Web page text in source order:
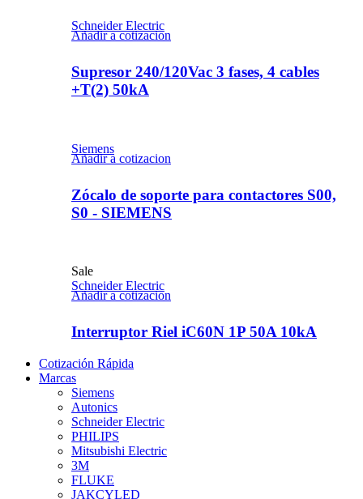
Schneider Electric
Añadir a cotizacion
Supresor 240/120Vac 3 fases, 4 cables
+T(2) 50kA
Siemens
Añadir a cotizacion
Zócalo de soporte para contactores S00,
S0 - SIEMENS
Sale
Schneider Electric
Añadir a cotizacion
Interruptor Riel iC60N 1P 50A 10kA
Cotización Rápida
Marcas
Siemens
Autonics
Schneider Electric
PHILIPS
Mitsubishi Electric
3M
FLUKE
JAKCYLED